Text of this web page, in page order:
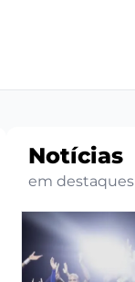
Notícias
em destaques